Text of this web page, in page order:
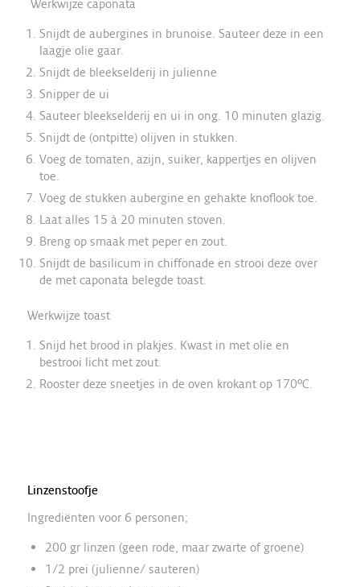
Werkwijze caponata
Snijdt de aubergines in brunoise. Sauteer deze in een
laagje olie gaar.
Snijdt de bleekselderij in julienne
Snipper de ui
Sauteer bleekselderij en ui in ong. 10 minuten glazig.
Snijdt de (ontpitte) olijven in stukken.
Voeg de tomaten, azijn, suiker, kappertjes en olijven
toe.
Voeg de stukken aubergine en gehakte knoflook toe.
Laat alles 15 à 20 minuten stoven.
Breng op smaak met peper en zout.
Snijdt de basilicum in chiffonade en strooi deze over
de met caponata belegde toast.
Werkwijze toast
Snijd het brood in plakjes. Kwast in met olie en
bestrooi licht met zout.
Rooster deze sneetjes in de oven krokant op 170°C.
Linzenstoofje
Ingrediënten voor 6 personen;
200 gr linzen (geen rode, maar zwarte of groene)
1/2 prei (julienne/ sauteren)